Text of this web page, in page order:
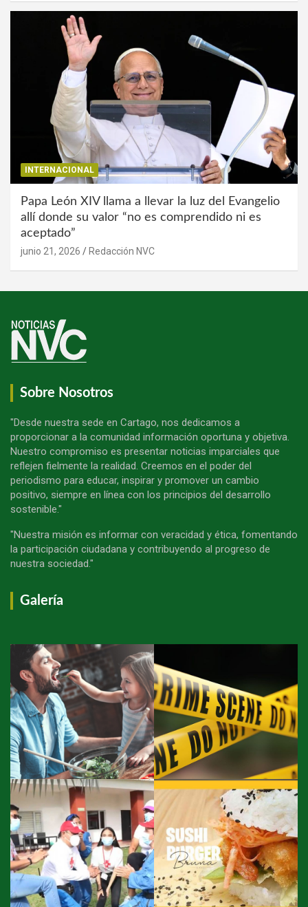
INTERNACIONAL
Papa León XIV llama a llevar la luz del Evangelio
allí donde su valor “no es comprendido ni es
aceptado”
junio 21, 2026 Redacción NVC
Sobre Nosotros
"Desde nuestra sede en Cartago, nos dedicamos a
proporcionar a la comunidad información oportuna y objetiva.
Nuestro compromiso es presentar noticias imparciales que
reflejen fielmente la realidad. Creemos en el poder del
periodismo para educar, inspirar y promover un cambio
positivo, siempre en línea con los principios del desarrollo
sostenible."
"Nuestra misión es informar con veracidad y ética, fomentando
la participación ciudadana y contribuyendo al progreso de
nuestra sociedad."
Galería